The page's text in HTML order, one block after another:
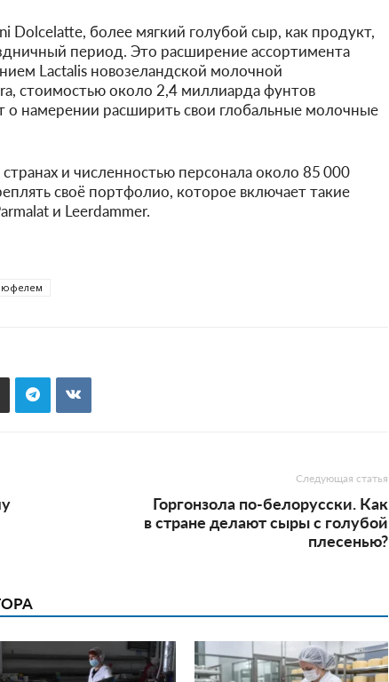
Dolcelatte, более мягкий голубой сыр, как продукт,
период. Это расширение ассортимента
Lactalis новозеландской молочной
стоимостью около 2,4 миллиарда фунтов
о намерении расширить свои глобальные молочные
и численностью персонала около 85 000
своё портфолио, которое включает такие
и Leerdammer.
Следующая статья
Горгонзола по-белорусски. Как
в стране делают сыры с голубой
плесенью?